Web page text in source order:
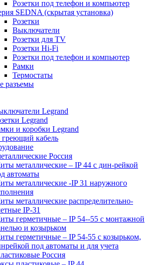
Розетки под телефон и компьютер
SEDNA (скрытая установка)
Розетки
Выключатели
Розетки для TV
Розетки Hi-Fi
Розетки под телефон и компьютер
Рамки
Термостаты
разъемы
Legrand
Legrand
и коробки Legrand
кабель
Россия
металлические – IP 44 с дин-рейкой
автоматы
металлические -IP 31 наружного
металлические распределительно-
IP-31
герметичные – IP 54--55 с монтажной
и козырьком
герметичные – IP 54-55 с козырьком,
под автоматы и для учета
Россия